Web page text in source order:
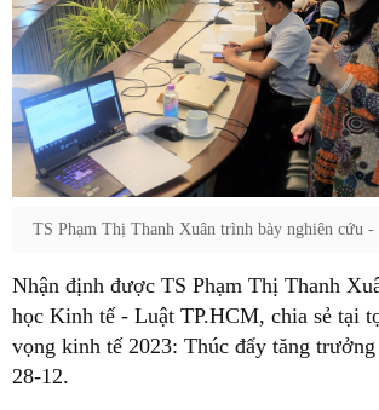
TS Phạm Thị Thanh Xuân trình bày nghiên cứu
Nhận định được TS Phạm Thị Thanh
học Kinh tế - Luật TP.HCM, chia sẻ tại
vọng kinh tế 2023: Thúc đẩy tăng
28-12.